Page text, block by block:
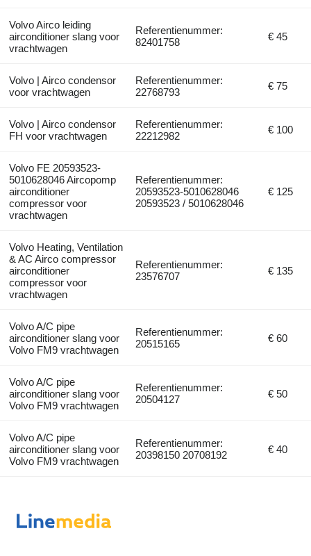
Volvo Airco leiding
airconditioner slang voor
vrachtwagen
Referentienummer:
82401758
€ 45
Volvo | Airco condensor
voor vrachtwagen
Referentienummer:
22768793
€ 75
Volvo | Airco condensor
FH voor vrachtwagen
Referentienummer:
22212982
€ 100
Volvo FE 20593523-
5010628046 Aircopomp
airconditioner
compressor voor
vrachtwagen
Referentienummer:
20593523-5010628046
20593523 / 5010628046
€ 125
Volvo Heating, Ventilation
& AC Airco compressor
airconditioner
compressor voor
vrachtwagen
Referentienummer:
23576707
€ 135
Volvo A/C pipe
airconditioner slang voor
Volvo FM9 vrachtwagen
Referentienummer:
20515165
€ 60
Volvo A/C pipe
airconditioner slang voor
Volvo FM9 vrachtwagen
Referentienummer:
20504127
€ 50
Volvo A/C pipe
airconditioner slang voor
Volvo FM9 vrachtwagen
Referentienummer:
20398150 20708192
€ 40